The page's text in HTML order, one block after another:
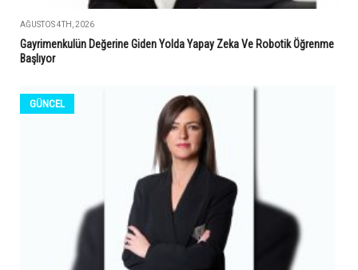
AĞUSTOS 4TH, 2026
Gayrimenkulün Değerine Giden Yolda Yapay Zeka Ve Robotik Öğrenme
Başlıyor
GÜNCEL